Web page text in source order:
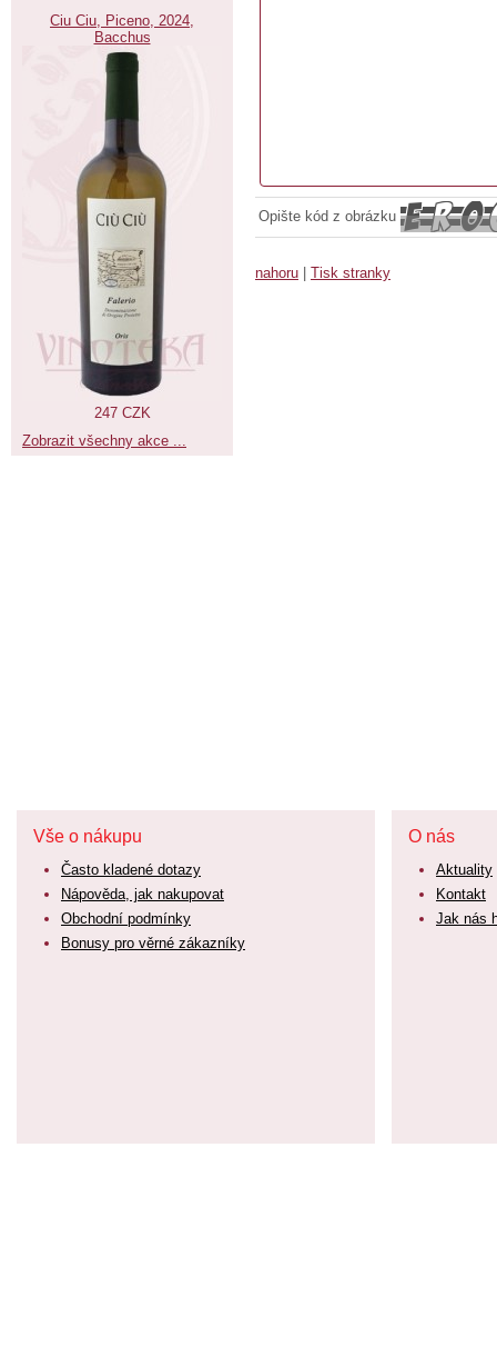
Opište kód z obrázku
nahoru | Tisk stranky
Ciu Ciu, Piceno, 2024,
Bacchus
247 CZK
Zobrazit všechny akce ...
Vše o nákupu
Často kladené dotazy
Nápověda, jak nakupovat
Obchodní podmínky
Bonusy pro věrné zákazníky
O nás
Aktuality
Kontakt
Jak nás